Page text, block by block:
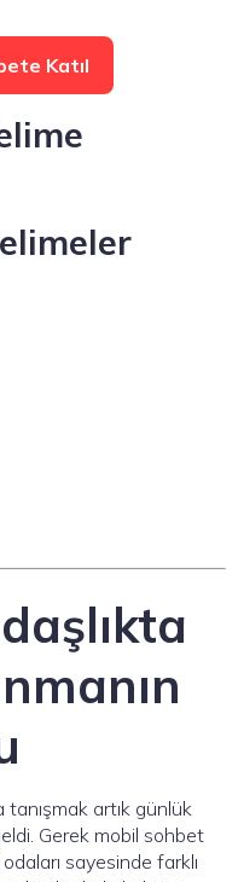
Katıl
artık günlük
Gerek mobil sohbet
sayesinde farklı